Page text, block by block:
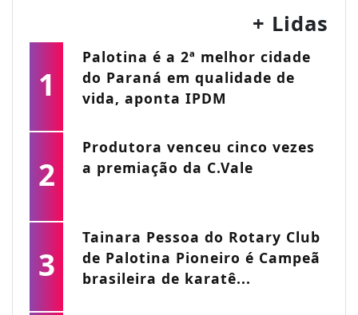
+ Lidas
1
Palotina é a 2ª melhor cidade
do Paraná em qualidade de
vida, aponta IPDM
2
Produtora venceu cinco vezes
a premiação da C.Vale
3
Tainara Pessoa do Rotary Club
de Palotina Pioneiro é Campeã
brasileira de karatê...